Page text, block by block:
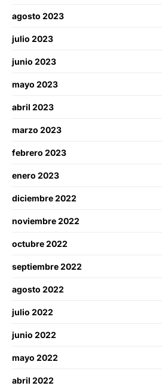
agosto 2023
julio 2023
junio 2023
mayo 2023
abril 2023
marzo 2023
febrero 2023
enero 2023
diciembre 2022
noviembre 2022
octubre 2022
septiembre 2022
agosto 2022
julio 2022
junio 2022
mayo 2022
abril 2022